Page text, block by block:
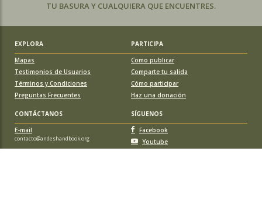
TU BASURA Y CUALQUIERA QUE ENCUENTRES.
EXPLORA
PARTICIPA
Mapas
Testimonios de Usuarios
Términos y Condiciones
Preguntas Frecuentes
Como publicar
Comparte tu salida
Cómo participar
Haz una donación
CONTÁCTANOS
SÍGUENOS
E-mail
contacto@andeshandbook.org
Facebook
Youtube